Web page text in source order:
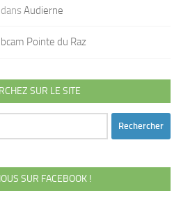
dans Audierne
Pointe du Raz
SUR LE SITE
SUR FACEBOOK !